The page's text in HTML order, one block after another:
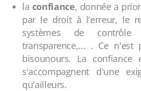
la confiance, donnée a
par le droit à l'erreur, le
systèmes de
transparence,... . Ce
bisounours. La confiance
s'accompagnent d'une
qu'ailleurs.